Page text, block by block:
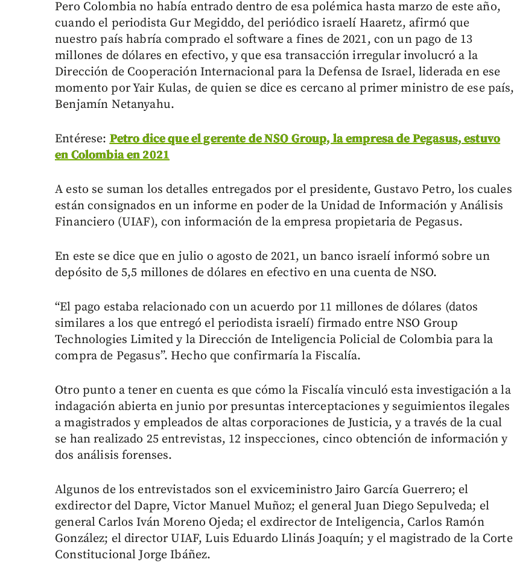
Pero Colombia no había entrado dentro de esa polémica hasta marzo de este año,
cuando el periodista Gur Megiddo, del periódico israelí Haaretz, afirmó que
nuestro país habría comprado el software a fines de 2021, con un pago de 13
millones de dólares en efectivo, y que esa transacción irregular involucró a la
Dirección de Cooperación Internacional para la Defensa de Israel, liderada en ese
momento por Yair Kulas, de quien se dice es cercano al primer ministro de ese país,
Benjamín Netanyahu.
Entérese:Petro dice que el gerente de NSO Group, la empresa de Pegasus, estuvo
en Colombia en 2021
A esto se suman los detalles entregados por el presidente, Gustavo Petro, los cuales
están consignados en un informe en poder de la Unidad de Información y Análisis
Financiero (UIAF), con información de la empresa propietaria de Pegasus.
En este se dice que en julio o agosto de 2021, un banco israelí informó sobre un
depósito de 5,5 millones de dólares en efectivo en una cuenta de NSO.
“El pago estaba relacionado con un acuerdo por 11 millones de dólares (datos
similares a los que entregó el periodista israelí) firmado entre NSO Group
Technologies Limited y la Dirección de Inteligencia Policial de Colombia para la
compra de Pegasus”. Hecho que confirmaría la Fiscalía.
Otro punto a tener en cuenta es que cómo la Fiscalía vinculó esta investigación a la
indagación abierta en junio por presuntas interceptaciones y seguimientos ilegales
a magistrados y empleados de altas corporaciones de Justicia, y a través de la cual
se han realizado 25 entrevistas, 12 inspecciones, cinco obtención de información y
dos análisis forenses.
Algunos de los entrevistados son el exviceministro Jairo García Guerrero; el
exdirector del Dapre, Victor Manuel Muñoz; el general Juan Diego Sepulveda; el
general Carlos Iván Moreno Ojeda; el exdirector de Inteligencia, Carlos Ramón
González; el director UIAF, Luis Eduardo Llinás Joaquín; y el magistrado de la Corte
Constitucional Jorge Ibáñez.